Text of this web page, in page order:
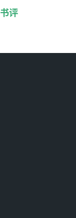
书评